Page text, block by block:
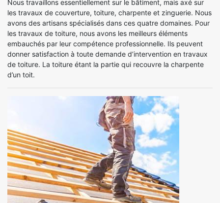
Nous travaillons essentiellement sur le bâtiment, mais axé sur
les travaux de couverture, toiture, charpente et zinguerie. Nous
avons des artisans spécialisés dans ces quatre domaines. Pour
les travaux de toiture, nous avons les meilleurs éléments
embauchés par leur compétence professionnelle. Ils peuvent
donner satisfaction à toute demande d’intervention en travaux
de toiture. La toiture étant la partie qui recouvre la charpente
d’un toit.